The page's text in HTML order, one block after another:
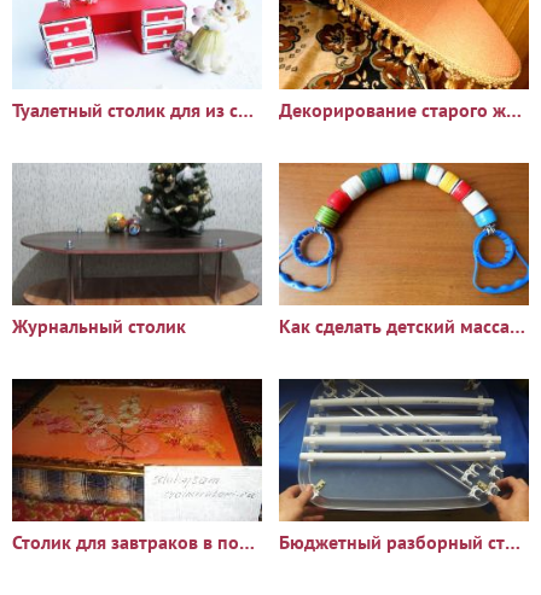
Туалетный столик для из спичечных коробков Декорирование старого журнального столика
Журнальный столик Как сделать детский массажер для спины
Столик для завтраков в постель или для ноутбука Бюджетный разборный столик для рыбалки своими руками